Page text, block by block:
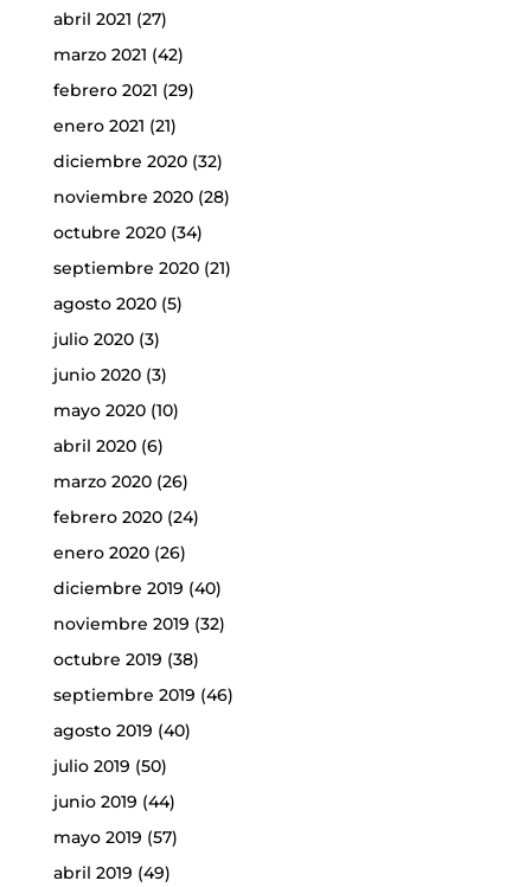
abril 2021 (27)
marzo 2021 (42)
febrero 2021 (29)
enero 2021 (21)
diciembre 2020(32)
noviembre 2020(28)
octubre 2020(34)
septiembre 2020(21)
agosto 2020(5)
julio 2020(3)
junio 2020(3)
mayo 2020(10)
abril 2020(6)
marzo 2020(26)
febrero 2020(24)
enero 2020(26)
diciembre 2019 (40)
noviembre 2019 (32)
octubre 2019 (38)
septiembre 2019 (46)
agosto 2019 (40)
julio 2019 (50)
junio 2019 (44)
mayo 2019 (57)
abril 2019 (49)